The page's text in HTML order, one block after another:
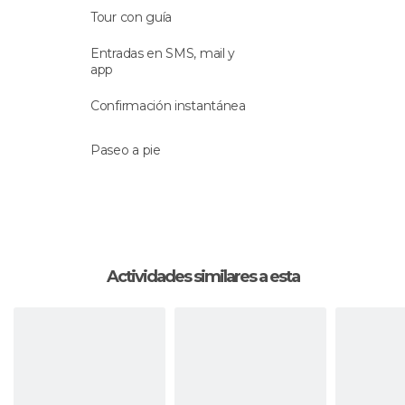
Tour con guía
Entradas en SMS, mail y
app
Confirmación instantánea
Paseo a pie
Actividades similares a esta